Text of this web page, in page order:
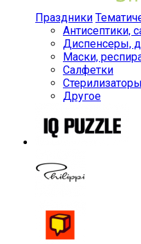
Праздники
Антисептики,
Диспенсеры,
Маски,
Салфетки
Другое